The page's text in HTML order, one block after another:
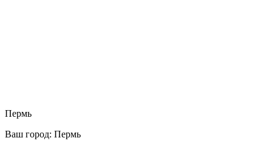
Пермь
Ваш город: Пермь